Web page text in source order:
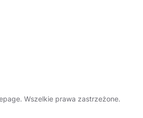
Wszelkie prawa zastrzeżone.